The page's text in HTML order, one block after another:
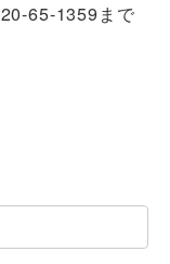
65-1359まで